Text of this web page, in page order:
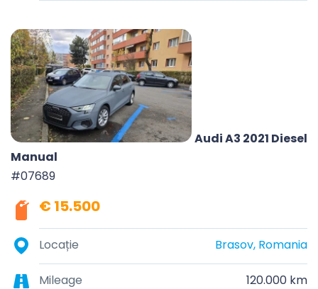
Audi A3 2021 Diesel
Manual
#07689
€ 15.500
Locație Brasov, Romania
Mileage 120.000 km